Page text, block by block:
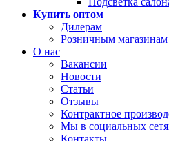
Купить оптом
Дилерам
Розничным магазинам
О нас
Вакансии
Новости
Статьи
Отзывы
Контрактное
Мы в социальных
Контакты